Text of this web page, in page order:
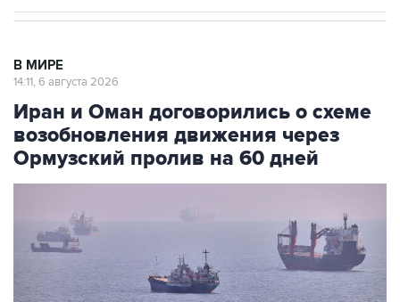
В МИРЕ
14:11, 6 августа 2026
Иран и Оман договорились о схеме
возобновления движения через
Ормузский пролив на 60 дней